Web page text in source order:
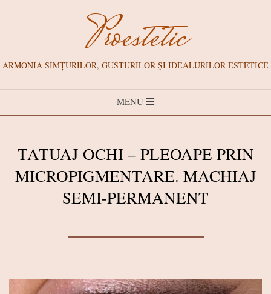
Proestetic
ARMONIA SIMȚURILOR, GUSTURILOR ȘI IDEALURILOR ESTETICE
Navigation
MENU
TATUAJ OCHI – PLEOAPE PRIN
MICROPIGMENTARE. MACHIAJ
SEMI-PERMANENT